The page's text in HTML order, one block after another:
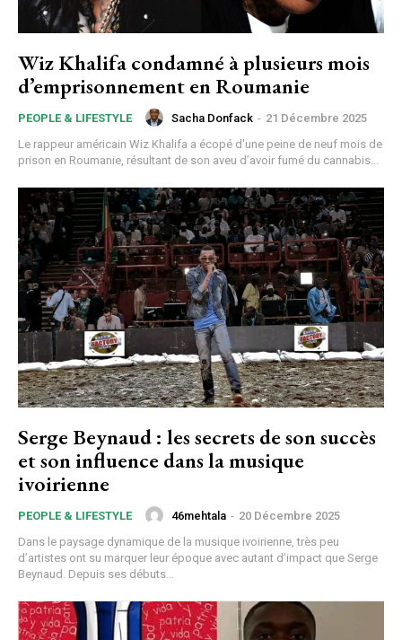
Wiz Khalifa condamné à plusieurs mois
d’emprisonnement en Roumanie
PEOPLE & LIFESTYLE Sacha Donfack - 21 Décembre 2025
Le rappeur américain Wiz Khalifa a écopé d'une peine de neuf mois de
prison en Roumanie, résultant de son aveu d’avoir fumé du cannabis...
Serge Beynaud : les secrets de son succès
et son influence dans la musique
ivoirienne
PEOPLE & LIFESTYLE 46mehtala - 20 Décembre 2025
Dans le paysage dynamique de la musique ivoirienne, très peu
d’artistes ont su marquer leur époque avec autant d’impact que Serge
Beynaud. Depuis ses débuts...